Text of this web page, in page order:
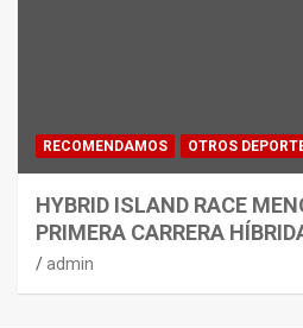
RECOMENDAMOS OTROS
HYBRID ISLAND RACE
PRIMERA CARRERA
admin